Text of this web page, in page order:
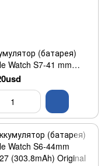
(батарея)
Watch S7-41 mm
(284mAh) Original